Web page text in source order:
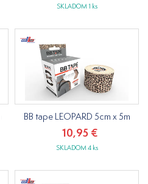
SKLADOM 1 ks
BB tape LEOPARD 5cm x 5m
10,95 €
SKLADOM 4 ks